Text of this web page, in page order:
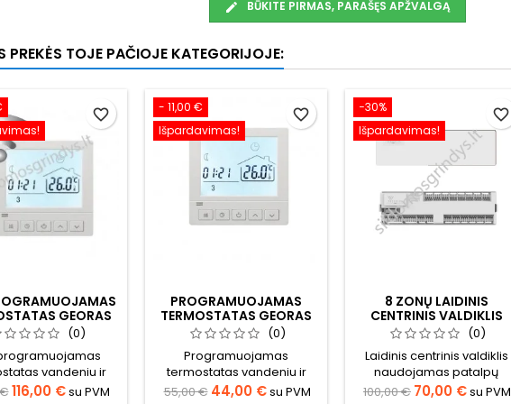
BŪKITE PIRMAS, PARAŠĘS APŽVALGĄ
PREKĖS TOJE PAČIOJE KATEGORIJOJE:
GEORAS
153 WIFI(0)
vandeniu ir
šildomų grindų
116,00 €su PVM
favorite_border
- 11,00 €
Išpardavimas!
PROGRAMUOJAMAS
TERMOSTATAS GEORAS
GC-15
(0)
Programuojamas
termostatas vandeniu ir
elektra šildomų grindų
55,00 € 44,00 €su PVM
favorite_border
−30%
Išpardavimas!
8 ZONŲ LAIDINIS
CENTRINIS VALDIKLIS
(0)
Laidinis centrinis valdiklis
naudojamas patalpų
šildymo temperatūros
100,00 € 70,00 €su PVM
favorite_border